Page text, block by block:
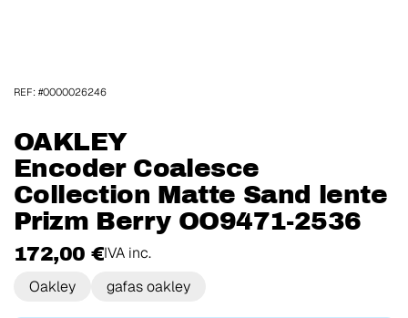
OAKLEY
Encoder Coalesce
Collection Matte Sand lente
Prizm Berry OO9471-2536
172,00 €IVA inc.
Oakley
gafas oakley
REF: #0000026246